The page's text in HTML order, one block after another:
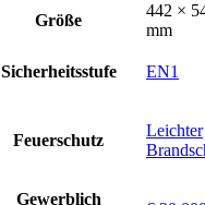
Größe
442 ×
mm
Sicherheitsstufe EN1
Feuerschutz
Leichter
Gewerblich